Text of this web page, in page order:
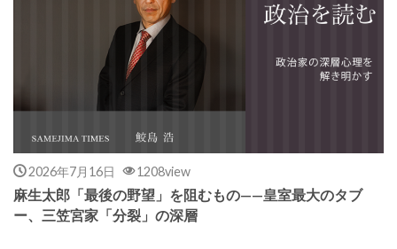
2026年7月16日 1208view
麻生太郎「最後の野望」を阻むもの——皇室最大のタブ
ー、三笠宮家「分裂」の深層